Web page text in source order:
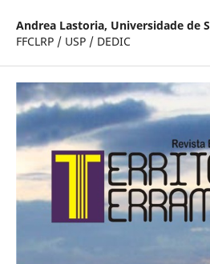
Andrea Lastoria, Universidade de
FFCLRP / USP / DEDIC